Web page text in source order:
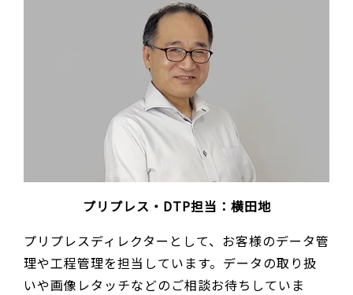
プリプレス・DTP担当：横田地
プリプレスディレクターとして、お客様のデータ管
理や工程管理を担当しています。データの取り扱
いや画像レタッチなどのご相談お待ちしていま